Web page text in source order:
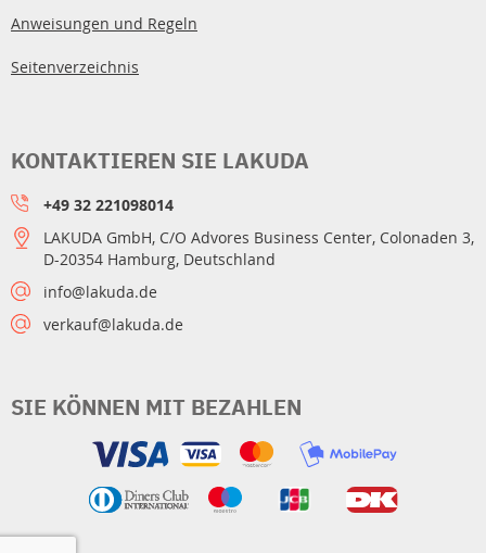
Anweisungen und Regeln
Seitenverzeichnis
SIE KÖNNEN MIT BEZAHLEN
KONTAKTIEREN SIE LAKUDA
+49 32 221098014
LAKUDA GmbH, C/O Advores Business Center, Colonaden 3,
D-20354 Hamburg, Deutschland
info@lakuda.de
verkauf@lakuda.de